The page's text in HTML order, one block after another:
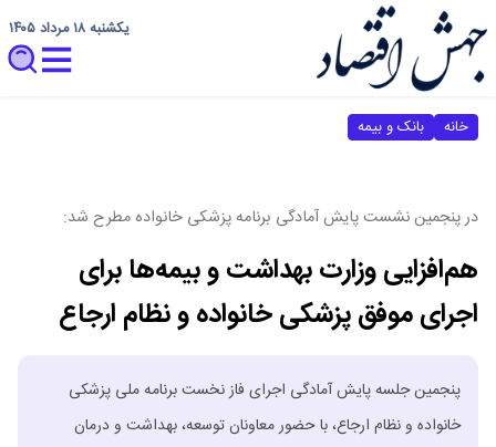
یکشنبه ۱۸ مرداد ۱۴۰۵
خانه بانک و بیمه
در پنجمین نشست پایش آمادگی برنامه پزشکی خانواده مطرح شد:
هم‌افزایی وزارت بهداشت و بیمه‌ها برای
اجرای موفق پزشکی خانواده و نظام ارجاع
پنجمین جلسه پایش آمادگی اجرای فاز نخست برنامه ملی پزشکی
خانواده و نظام ارجاع، با حضور معاونان توسعه، بهداشت و درمان